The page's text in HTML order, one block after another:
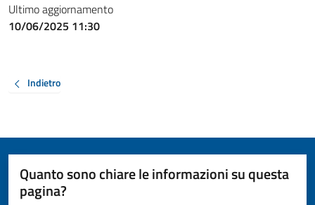
Ultimo aggiornamento
10/06/2025 11:30
Indietro
Quanto sono chiare le informazioni su questa
pagina?